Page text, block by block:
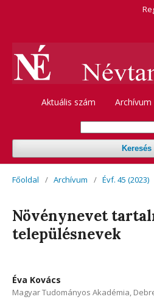
Aktuális szám Archívum
Keresés
Főoldal / Archívum / Évf. 45 (2023)
Növénynevet
településnevek
Éva Kovács
Magyar Tudományos Akadémia,